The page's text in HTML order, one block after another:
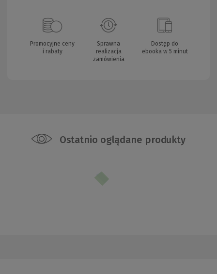
Promocyjne ceny
i rabaty
Sprawna
realizacja
zamówienia
Dostęp do
ebooka w 5 minut
Ostatnio oglądane produkty